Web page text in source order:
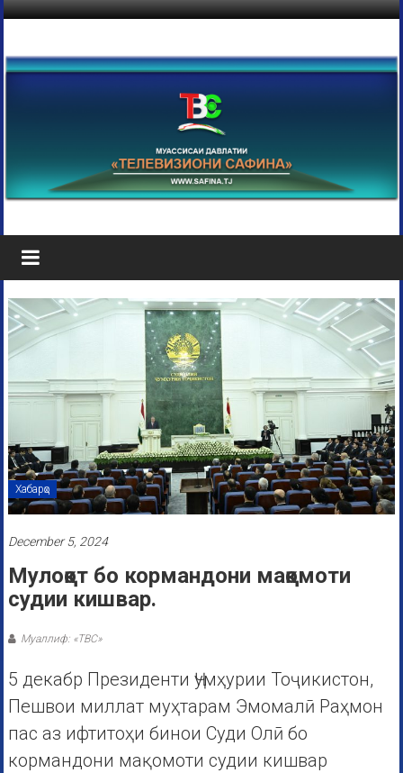
Хабарҳо
December 5, 2024
Мулоқот бо кормандони мақомоти
судии кишвар.
Муаллиф: «ТВС»
5 декабр Президенти Ҷумҳурии Тоҷикистон,
Пешвои миллат муҳтарам Эмомалӣ Раҳмон
пас аз ифтитоҳи бинои Суди Олӣ бо
кормандони мақомоти судии кишвар